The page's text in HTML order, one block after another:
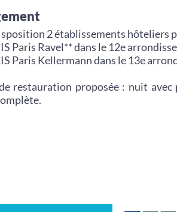
2 établissements hôteliers
Paris Ravel** dans le 12e
Paris Kellermann dans le 13e
restauration proposée : nuit